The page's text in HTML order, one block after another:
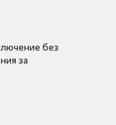
без
за